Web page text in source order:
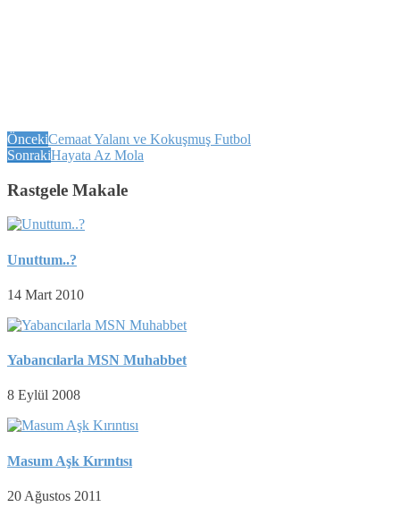
ÖncekiCemaat Yalanι ve Kokuşmuş Futbol
SonrakiHayata Az Mola
Rastgele Makale
Unuttum..?
14 Mart 2010
Yabancılarla MSN Muhabbet
8 Eylül 2008
Masum Aşk Kırıntısı
20 Ağustos 2011